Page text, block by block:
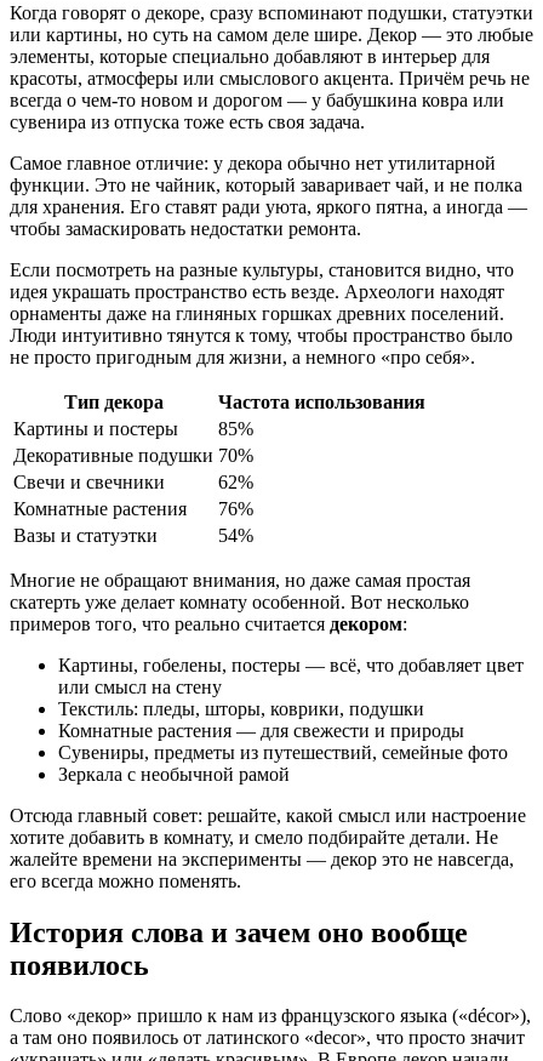
Когда говорят о декоре, сразу вспоминают подушки, статуэтки
или картины, но суть на самом деле шире. Декор — это любые
элементы, которые специально добавляют в интерьер для
красоты, атмосферы или смыслового акцента. Причём речь не
всегда о чем-то новом и дорогом — у бабушкина ковра или
сувенира из отпуска тоже есть своя задача.
Самое главное отличие: у декора обычно нет утилитарной
функции. Это не чайник, который заваривает чай, и не полка
для хранения. Его ставят ради уюта, яркого пятна, а иногда —
чтобы замаскировать недостатки ремонта.
Если посмотреть на разные культуры, становится видно, что
идея украшать пространство есть везде. Археологи находят
орнаменты даже на глиняных горшках древних поселений.
Люди интуитивно тянутся к тому, чтобы пространство было
не просто пригодным для жизни, а немного «про себя».
Тип декора
Частота использования
Картины и постеры
85%
Декоративные подушки 70%
Свечи и свечники
62%
Комнатные растения
76%
Вазы и статуэтки
54%
Многие не обращают внимания, но даже самая простая
скатерть уже делает комнату особенной. Вот несколько
примеров того, что реально считается декором:
Картины, гобелены, постеры — всё, что добавляет цвет
или смысл на стену
Текстиль: пледы, шторы, коврики, подушки
Комнатные растения — для свежести и природы
Сувениры, предметы из путешествий, семейные фото
Зеркала с необычной рамой
Отсюда главный совет: решайте, какой смысл или настроение
хотите добавить в комнату, и смело подбирайте детали. Не
жалейте времени на эксперименты — декор это не навсегда,
его всегда можно поменять.
История слова и зачем оно вообще
появилось
Слово «декор» пришло к нам из французского языка («décor»),
а там оно появилось от латинского «decor», что просто значит